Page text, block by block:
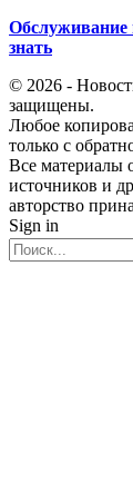
Обслуживание
знать
© 2026 -
защищены.
Любое
только с
Все материалы
источников и
авторство
Sign in